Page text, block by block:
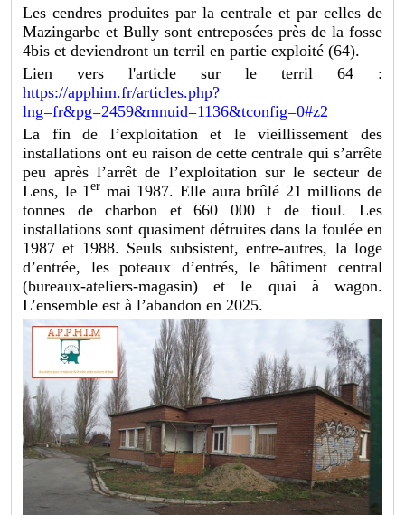
Les cendres produites par la centrale et par celles de
Mazingarbe et Bully sont entreposées près de la fosse
4bis et deviendront un terril en partie exploité (64).
Lien vers l'article sur le terril 64 :
https://apphim.fr/articles.php?
lng=fr&pg=2459&mnuid=1136&tconfig=0#z2
La fin de l’exploitation et le vieillissement des
installations ont eu raison de cette centrale qui s’arrête
peu après l’arrêt de l’exploitation sur le secteur de
Lens, le 1er mai 1987. Elle aura brûlé 21 millions de
tonnes de charbon et 660 000 t de fioul. Les
installations sont quasiment détruites dans la foulée en
1987 et 1988. Seuls subsistent, entre-autres, la loge
d’entrée, les poteaux d’entrés, le bâtiment central
(bureaux-ateliers-magasin) et le quai à wagon.
L’ensemble est à l’abandon en 2025.